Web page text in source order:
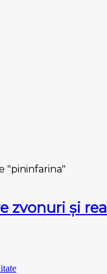
"pininfarina"
zvonuri și